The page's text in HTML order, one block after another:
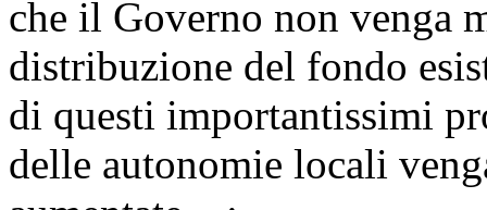
che il Governo non venga
distribuzione del fondo
di questi importantissimi
delle autonomie locali